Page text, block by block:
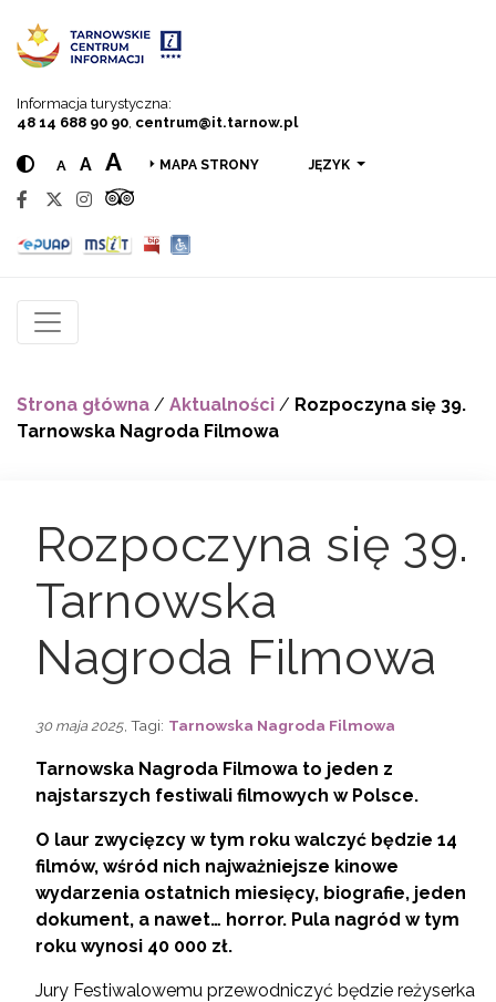
Informacja turystyczna:
48 14 688 90 90 centrum@it.tarnow.pl
A A A MAPA STRONY JĘZYK
Strona główna / Aktualności / Rozpoczyna się 39.
Tarnowska Nagroda Filmowa
Rozpoczyna się 39.
Tarnowska
Nagroda Filmowa
30 maja 2025 , Tagi: Tarnowska Nagroda Filmowa
Tarnowska Nagroda Filmowa to jeden z
najstarszych festiwali filmowych w Polsce.
O laur zwycięzcy w tym roku walczyć będzie 14
filmów, wśród nich najważniejsze kinowe
wydarzenia ostatnich miesięcy, biografie, jeden
dokument, a nawet… horror. Pula nagród w tym
roku wynosi 40 000 zł.
Jury Festiwalowemu przewodniczyć będzie reżyserka